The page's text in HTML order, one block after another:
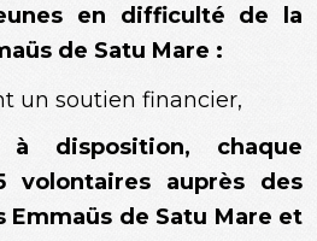
en difficulté de la
de Satu Mare :
un soutien financier,
disposition, chaque
volontaires auprès des
Emmaüs de Satu Mare et